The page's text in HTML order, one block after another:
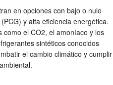
en opciones con bajo o nulo
y alta eficiencia energética.
como el CO2, el amoníaco y los
sintéticos conocidos
el cambio climático y cumplir